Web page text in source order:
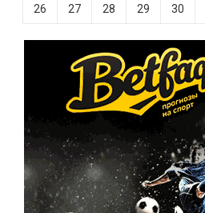
26 27 28 29 30